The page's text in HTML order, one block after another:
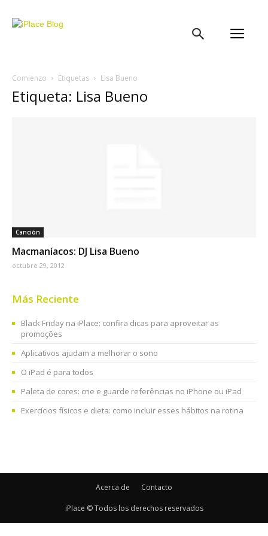
Comienzo Etiquetas Lisa Bueno
Etiqueta: Lisa Bueno
Canción
Macmaníacos: DJ Lisa Bueno
octubre 29, 2012
Más Reciente
Black Friday na iPlace: confira dicas para aproveitar as
promoções
Aplicativos ajudam a melhorar o sono
O iPad é para todos
Paleta de cores: crie e guarde referências no iPhone ou iPad
Exercícios físicos e dieta: como incluir esses hábitos na rotina
Acerca de Contacto
iPlace © Todos los derechos reservados